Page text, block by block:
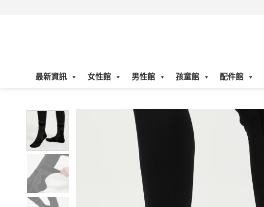
最新資訊 女性館 男性館 孩童館 配件館